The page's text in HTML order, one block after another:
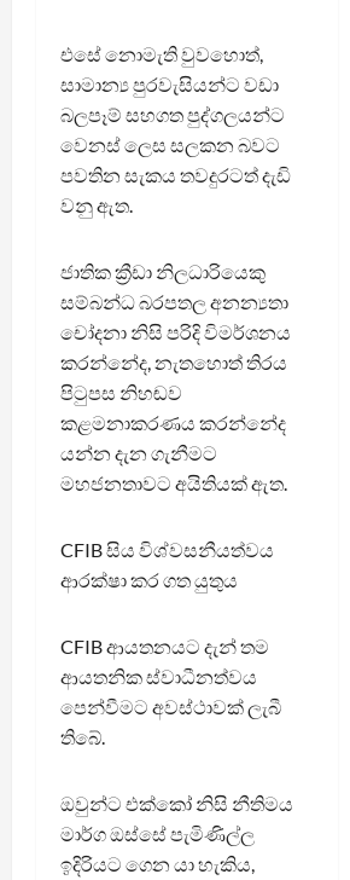
එසේ නොමැති වුවහොත්,
සාමාන්‍ය පුරවැසියන්ට වඩා
බලපෑම් සහගත පුද්ගලයන්ට
වෙනස් ලෙස සලකන බවට
පවතින සැකය තවදුරටත් දැඩි
වනු ඇත.
ජාතික ක්‍රීඩා නිලධාරියෙකු
සම්බන්ධ බරපතල අනන්‍යතා
චෝදනා නිසි පරිදි විමර්ශනය
කරන්නේද, නැතහොත් තිරය
පිටුපස නිහඬව
කළමනාකරණය කරන්නේද
යන්න දැන ගැනීමට
මහජනතාවට අයිතියක් ඇත.
CFIB සිය විශ්වසනීයත්වය
ආරක්ෂා කර ගත යුතුය
CFIB ආයතනයට දැන් තම
ආයතනික ස්වාධීනත්වය
පෙන්වීමට අවස්ථාවක් ලැබී
තිබේ.
ඔවුන්ට එක්කෝ නිසි නීතිමය
මාර්ග ඔස්සේ පැමිණිල්ල
ඉදිරියට ගෙන යා හැකිය,